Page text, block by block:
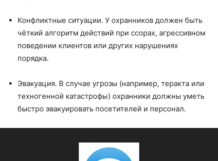
Конфликтные ситуации. У охранников должен быть
чёткий алгоритм действий при ссорах, агрессивном
поведении клиентов или других нарушениях
порядка.
Эвакуация. В случае угрозы (например, теракта или
техногенной катастрофы) охранники должны уметь
быстро эвакуировать посетителей и персонал.